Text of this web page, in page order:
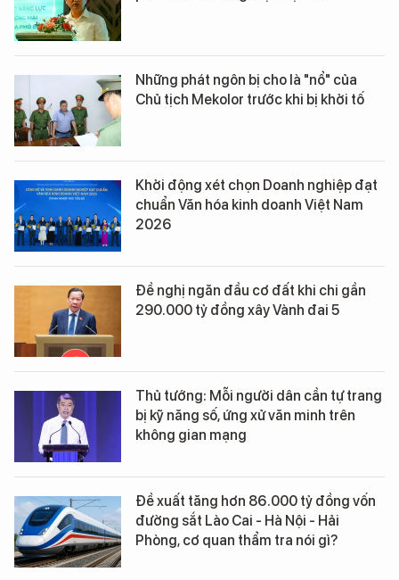
Những phát ngôn bị cho là "nổ" của
Chủ tịch Mekolor trước khi bị khởi tố
Khởi động xét chọn Doanh nghiệp đạt
chuẩn Văn hóa kinh doanh Việt Nam
2026
Đề nghị ngăn đầu cơ đất khi chi gần
290.000 tỷ đồng xây Vành đai 5
Thủ tướng: Mỗi người dân cần tự trang
bị kỹ năng số, ứng xử văn minh trên
không gian mạng
Đề xuất tăng hơn 86.000 tỷ đồng vốn
đường sắt Lào Cai - Hà Nội - Hải
Phòng, cơ quan thẩm tra nói gì?